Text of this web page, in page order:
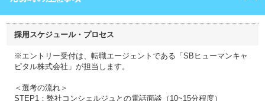
採用スケジュール・プロセス
※エントリー受付は、転職エージェントである「SBヒューマンキャ
ピタル株式会社」が担当します。
＜選考の流れ＞
STEP1：弊社コンシェルジュとの電話面談（10~15分程度）